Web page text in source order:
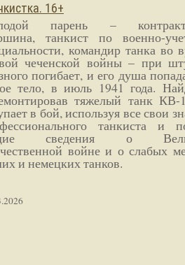
16+
парень –
танкист по военно-
командир танка во
чеченской войны – при
погибает, и его душа
тело, в июль 1941 года.
тяжелый танк
в бой, используя все свои
танкиста и
сведения о
войне и о слабых
и немецких танков.